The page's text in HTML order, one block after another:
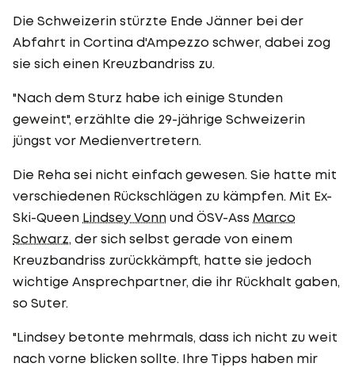
Die Schweizerin stürzte Ende Jänner bei der
Abfahrt in Cortina d'Ampezzo schwer, dabei zog
sie sich einen Kreuzbandriss zu.
"Nach dem Sturz habe ich einige Stunden
geweint", erzählte die 29-jährige Schweizerin
jüngst vor Medienvertretern.
Die Reha sei nicht einfach gewesen. Sie hatte mit
verschiedenen Rückschlägen zu kämpfen. Mit Ex-
Ski-Queen Lindsey Vonn und ÖSV-Ass Marco
Schwarz, der sich selbst gerade von einem
Kreuzbandriss zurückkämpft, hatte sie jedoch
wichtige Ansprechpartner, die ihr Rückhalt gaben,
so Suter.
"Lindsey betonte mehrmals, dass ich nicht zu weit
nach vorne blicken sollte. Ihre Tipps haben mir